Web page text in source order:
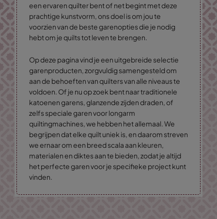
een ervaren quilter bent of net begint met deze
prachtige kunstvorm, ons doel is om jou te
voorzien van de beste garenopties die je nodig
hebt om je quilts tot leven te brengen.
Op deze pagina vind je een uitgebreide selectie
garenproducten, zorgvuldig samengesteld om
aan de behoeften van quilters van alle niveaus te
voldoen. Of je nu op zoek bent naar traditionele
katoenen garens, glanzende zijden draden, of
zelfs speciale garen voor longarm
quiltingmachines, we hebben het allemaal. We
begrijpen dat elke quilt uniek is, en daarom streven
we ernaar om een breed scala aan kleuren,
materialen en diktes aan te bieden, zodat je altijd
het perfecte garen voor je specifieke project kunt
vinden.